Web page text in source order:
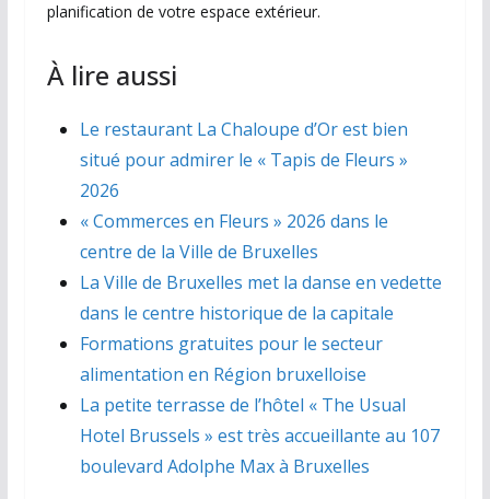
planification de votre espace extérieur.
À lire aussi
Le restaurant La Chaloupe d’Or est bien
situé pour admirer le « Tapis de Fleurs »
2026
« Commerces en Fleurs » 2026 dans le
centre de la Ville de Bruxelles
La Ville de Bruxelles met la danse en vedette
dans le centre historique de la capitale
Formations gratuites pour le secteur
alimentation en Région bruxelloise
La petite terrasse de l’hôtel « The Usual
Hotel Brussels » est très accueillante au 107
boulevard Adolphe Max à Bruxelles